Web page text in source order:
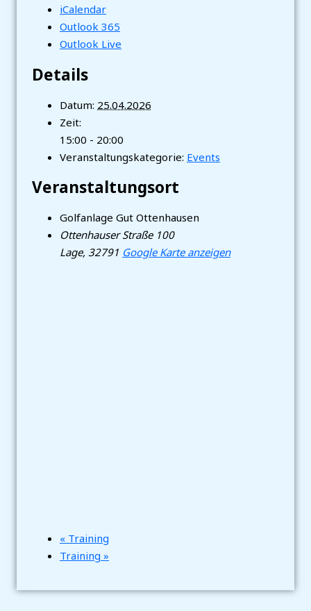
iCalendar
Outlook 365
Outlook Live
Details
Datum: 25.04.2026
Zeit:
15:00 - 20:00
Veranstaltungskategorie: Events
Veranstaltungsort
Golfanlage Gut Ottenhausen
Ottenhauser Straße 100
Lage, 32791 Google Karte anzeigen
« Training
Training »